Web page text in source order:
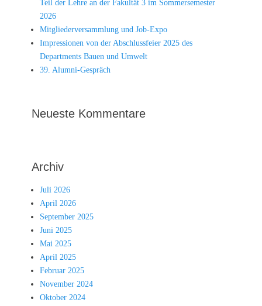
Teil der Lehre an der Fakultät 3 im Sommersemester
2026
Mitgliederversammlung und Job-Expo
Impressionen von der Abschlussfeier 2025 des
Departments Bauen und Umwelt
39. Alumni-Gespräch
Neueste Kommentare
Archiv
Juli 2026
April 2026
September 2025
Juni 2025
Mai 2025
April 2025
Februar 2025
November 2024
Oktober 2024